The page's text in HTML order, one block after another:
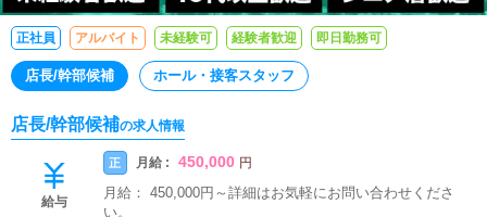
正社員 アルバイト 未経験可 経験者歓迎 即日勤務可
店長/幹部候補 ホール・接客スタッフ
店長/幹部候補の求人情報
給与
正 月給 : 450,000 円
月給： 450,000円～詳細はお気軽にお問い合わせくださ
い。